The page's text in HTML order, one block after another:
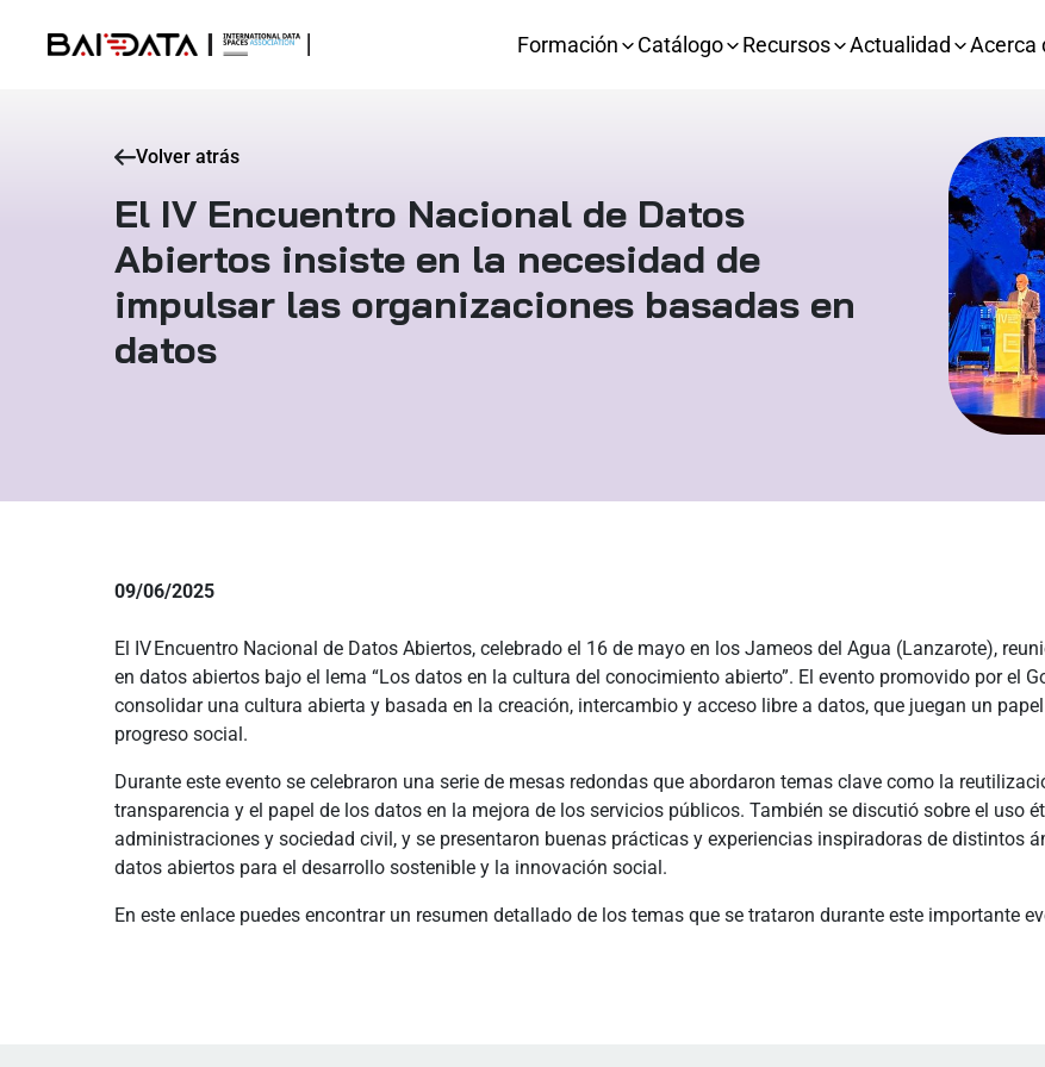
Formación Catálogo Recursos Actualidad Acerca
Volver atrás
El IV Encuentro Nacional de Datos
Abiertos insiste en la necesidad de
impulsar las organizaciones basadas en
datos
09/06/2025
El IV Encuentro Nacional de Datos Abiertos, celebrado el 16 de mayo en los Jameos del Agua (Lanzarote),
en datos abiertos bajo el lema “Los datos en la cultura del conocimiento abierto”. El evento promovido por el
consolidar una cultura abierta y basada en la creación, intercambio y acceso libre a datos, que juegan un
progreso social.
Durante este evento se celebraron una serie de mesas redondas que abordaron temas clave como la
transparencia y el papel de los datos en la mejora de los servicios públicos. También se discutió sobre el uso
administraciones y sociedad civil, y se presentaron buenas prácticas y experiencias inspiradoras de distintos
datos abiertos para el desarrollo sostenible y la innovación social.
En este enlace puedes encontrar un resumen detallado de los temas que se trataron durante este importante